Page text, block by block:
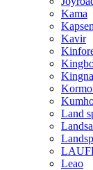
Kama
Kapsen
Kavir
Land
Leao